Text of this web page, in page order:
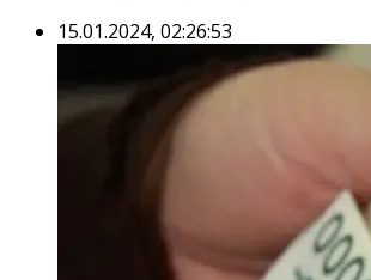
15.01.2024, 02:26:53